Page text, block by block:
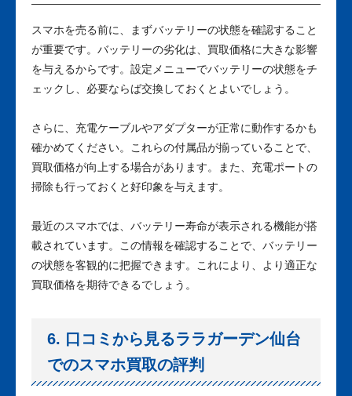
スマホを売る前に、まずバッテリーの状態を確認すること
が重要です。バッテリーの劣化は、買取価格に大きな影響
を与えるからです。設定メニューでバッテリーの状態をチ
ェックし、必要ならば交換しておくとよいでしょう。
さらに、充電ケーブルやアダプターが正常に動作するかも
確かめてください。これらの付属品が揃っていることで、
買取価格が向上する場合があります。また、充電ポートの
掃除も行っておくと好印象を与えます。
最近のスマホでは、バッテリー寿命が表示される機能が搭
載されています。この情報を確認することで、バッテリー
の状態を客観的に把握できます。これにより、より適正な
買取価格を期待できるでしょう。
6. 口コミから見るララガーデン仙台
でのスマホ買取の評判